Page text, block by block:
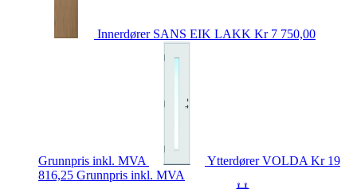
Innerdører SANS EIK LAKK Kr 7 750,00
Grunnpris inkl. MVA YtterdørerVOLDA Kr 19
816,25 Grunnpris inkl. MVA